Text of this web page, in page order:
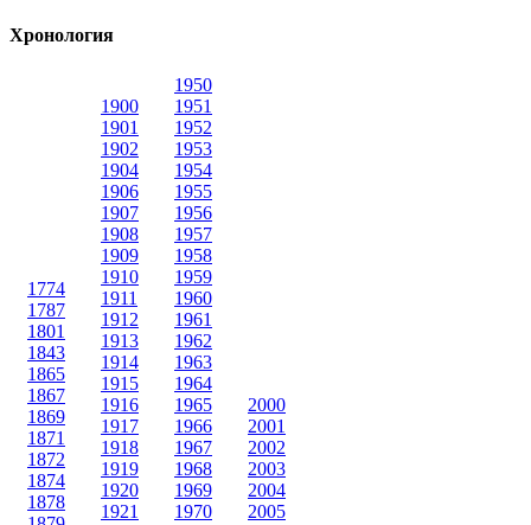
Хронология
1774
1787
1801
1843
1865
1867
1869
1871
1872
1874
1878
1900
1901
1902
1904
1906
1907
1908
1909
1910
1911
1912
1913
1914
1915
1916
1917
1918
1919
1920
1921
1950
1951
1952
1953
1954
1955
1956
1957
1958
1959
1960
1961
1962
1963
1964
1965
1966
1967
1968
1969
1970
2000
2001
2002
2003
2004
2005